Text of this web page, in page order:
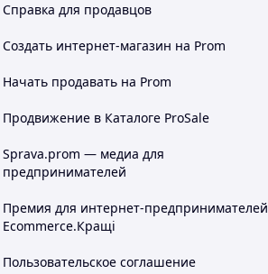
Справка для продавцов
Создать интернет-магазин на Prom
Начать продавать на Prom
Продвижение в Каталоге ProSale
Sprava.prom — медиа для
предпринимателей
Премия для интернет-предпринимателей
Ecommerce.Кращі
Пользовательское соглашение